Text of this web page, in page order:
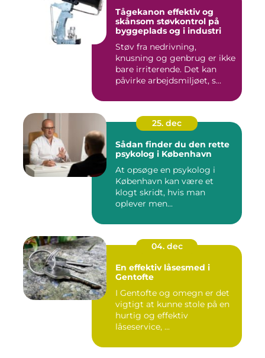
Tågekanon effektiv og
skånsom støvkontrol på
byggeplads og i industri
Støv fra nedrivning,
knusning og genbrug er ikke
bare irriterende. Det kan
påvirke arbejdsmiljøet, s...
25. dec
Sådan finder du den rette
psykolog i København
At opsøge en psykolog i
København kan være et
klogt skridt, hvis man
oplever men...
04. dec
En effektiv låsesmed i
Gentofte
I Gentofte og omegn er det
vigtigt at kunne stole på en
hurtig og effektiv
låseservice, ...